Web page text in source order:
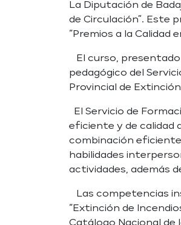
La Diputación de
de Circulación”. Este
“Premios a la Calidad
El curso, presentado
pedagógico del
Provincial de
El Servicio de
eficiente y de calidad
combinación eficiente
habilidades
actividades, además
Las competencias
“Extinción de